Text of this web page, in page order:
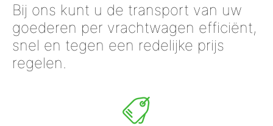
Bij ons kunt u de transport van uw
goederen per vrachtwagen efficiënt,
snel en tegen een redelijke prijs
regelen.